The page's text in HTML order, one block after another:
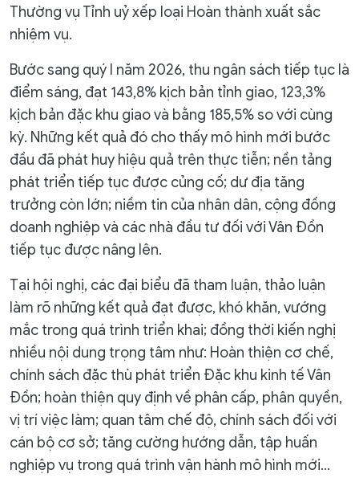
Thường vụ Tỉnh uỷ xếp loại Hoàn thành xuất sắc
nhiệm vụ.
Bước sang quý I năm 2026, thu ngân sách tiếp tục là
điểm sáng, đạt 143,8% kịch bản tỉnh giao, 123,3%
kịch bản đặc khu giao và bằng 185,5% so với cùng
kỳ. Những kết quả đó cho thấy mô hình mới bước
đầu đã phát huy hiệu quả trên thực tiễn; nền tảng
phát triển tiếp tục được củng cố; dư địa tăng
trưởng còn lớn; niềm tin của nhân dân, cộng đồng
doanh nghiệp và các nhà đầu tư đối với Vân Đồn
tiếp tục được nâng lên.
Tại hội nghị, các đại biểu đã tham luận, thảo luận
làm rõ những kết quả đạt được, khó khăn, vướng
mắc trong quá trình triển khai; đồng thời kiến nghị
nhiều nội dung trọng tâm như: Hoàn thiện cơ chế,
chính sách đặc thù phát triển Đặc khu kinh tế Vân
Đồn; hoàn thiện quy định về phân cấp, phân quyền,
vị trí việc làm; quan tâm chế độ, chính sách đối với
cán bộ cơ sở; tăng cường hướng dẫn, tập huấn
nghiệp vụ trong quá trình vận hành mô hình mới…